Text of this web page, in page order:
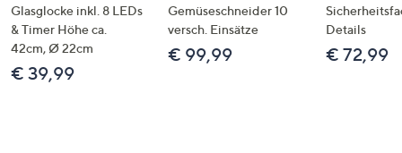
Glasglocke inkl. 8 LEDs
& Timer Höhe ca.
42cm, Ø 22cm
€ 39,99
Gemüseschneider 10
versch. Einsätze
€ 99,99
Details
€ 72,99